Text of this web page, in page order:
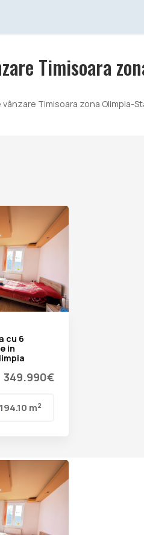
Timisoara
Timisoara zona Olimpia-
cu 6
in
349.990€
194.10 m2